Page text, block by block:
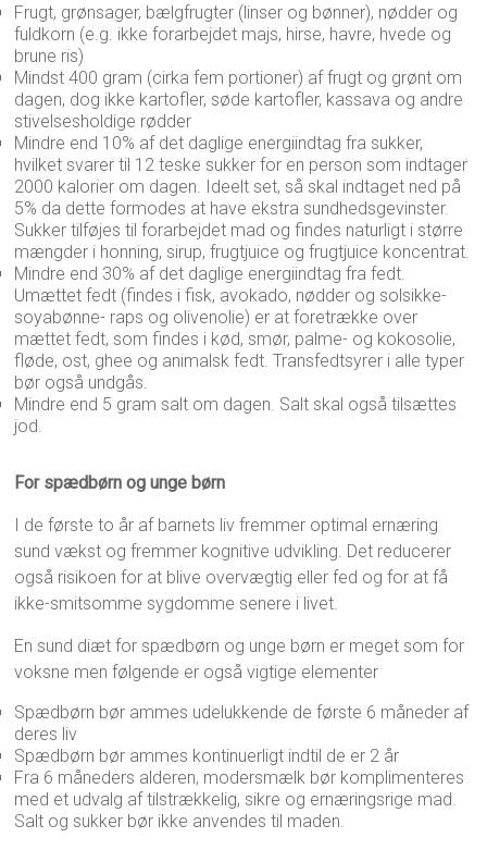
Frugt, grønsager, bælgfrugter (linser og bønner), nødder og
fuldkorn (e.g. ikke forarbejdet majs, hirse, havre, hvede og
brune ris)
Mindst 400 gram (cirka fem portioner) af frugt og grønt om
dagen, dog ikke kartofler, søde kartofler, kassava og andre
stivelsesholdige rødder
Mindre end 10% af det daglige energiindtag fra sukker,
hvilket svarer til 12 teske sukker for en person som indtager
2000 kalorier om dagen. Ideelt set, så skal indtaget ned på
5% da dette formodes at have ekstra sundhedsgevinster.
Sukker tilføjes til forarbejdet mad og findes naturligt i større
mængder i honning, sirup, frugtjuice og frugtjuice koncentrat.
Mindre end 30% af det daglige energiindtag fra fedt.
Umættet fedt (findes i fisk, avokado, nødder og solsikke-
soyabønne- raps og olivenolie) er at foretrække over
mættet fedt, som findes i kød, smør, palme- og kokosolie,
fløde, ost, ghee og animalsk fedt. Transfedtsyrer i alle typer
bør også undgås.
Mindre end 5 gram salt om dagen. Salt skal også tilsættes
jod.
For spædbørn og unge børn
I de første to år af barnets liv fremmer optimal ernæring
sund vækst og fremmer kognitive udvikling. Det reducerer
også risikoen for at blive overvægtig eller fed og for at få
ikke-smitsomme sygdomme senere i livet.
En sund diæt for spædbørn og unge børn er meget som for
voksne men følgende er også vigtige elementer
Spædbørn bør ammes udelukkende de første 6 måneder af
deres liv
Spædbørn bør ammes kontinuerligt indtil de er 2 år
Fra 6 måneders alderen, modersmælk bør komplimenteres
med et udvalg af tilstrækkelig, sikre og ernæringsrige mad.
Salt og sukker bør ikke anvendes til maden.